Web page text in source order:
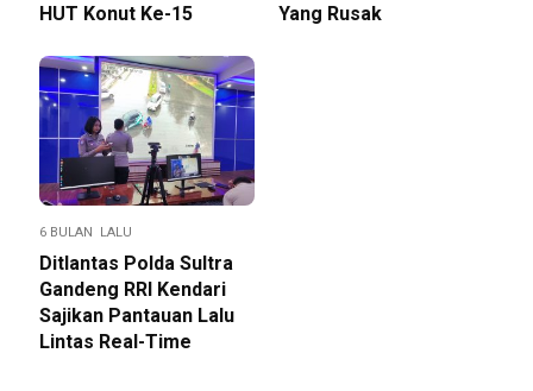
HUT Konut Ke-15
Yang Rusak
6 BULAN LALU
Ditlantas Polda Sultra
Gandeng RRI Kendari
Sajikan Pantauan Lalu
Lintas Real-Time